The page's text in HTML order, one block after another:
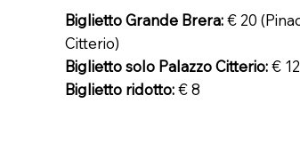
Biglietto Grande Brera:€ 20
Citterio)
Biglietto solo Palazzo Citterio:€ 12
Biglietto ridotto:€ 8